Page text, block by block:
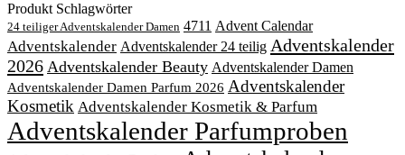
Produkt Schlagwörter
24 teiliger Adventskalender Damen 4711 Advent Calendar
Adventskalender Adventskalender 24 teilig Adventskalender
2026 Adventskalender Beauty Adventskalender Damen
Adventskalender Damen Parfum 2026 Adventskalender
Kosmetik Adventskalender Kosmetik & Parfum
Adventskalender Parfumproben